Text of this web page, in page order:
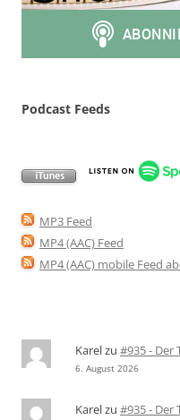
Podcast Feeds
MP3 Feed
MP4 (AAC) Feed
MP4 (AAC) mobile Feed
Karelzu #935 - Der
6. August 2026
Karelzu #935 - Der